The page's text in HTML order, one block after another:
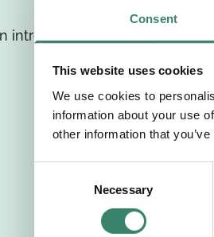
Consent
This website uses cookies
We use cookies to
information about your use
other information that
Necessary
intresseanmälan så